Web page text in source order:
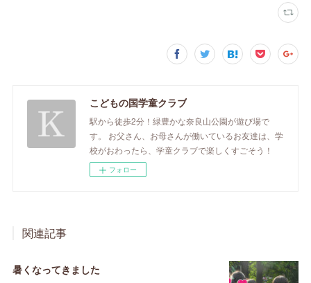
こどもの国学童クラブ
駅から徒歩2分！緑豊かな奈良山公園が遊び場で
す。 お父さん、お母さんが働いているお友達は、学
校がおわったら、学童クラブで楽しくすごそう！
フォロー
関連記事
暑くなってきました